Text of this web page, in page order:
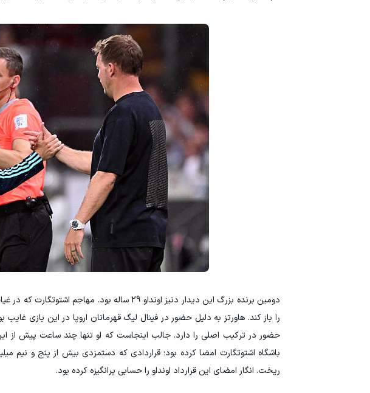
‫دومین برنده بزرگ این دیدار دنیز اونداو 29 ساله
را باز کند. هاورتز به دلیل حضور در فینال لیگ قهرمانان اروپا در این بازی
باشگاه اشتوتگارت امضا کرده بود؛ قراردادی که دستمزدی بیش از پنج و نیم
ریخت. انگار امضای این قرارداد اونداو را حسابی پرانگیزه کرده بود.